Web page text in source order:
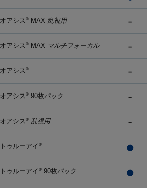
オアシス ® MAX 乱視用
オアシス ® MAX マルチフォーカル
オアシス ®
オアシス ® 90枚パック
オアシス ® 乱視用
トゥルーアイ ®
トゥルーアイ ® 90枚パック